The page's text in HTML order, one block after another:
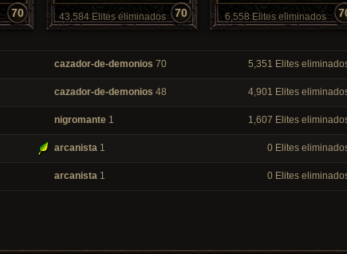
70 43,584 Elites eliminados 70 6,558 Elites eliminados
cazador-de-demonios 70 5,351 Elites
cazador-de-demonios 48 4,901 Elites
nigromante 1 1,607 Elites
arcanista 1 0 Elites
arcanista 1 0 Elites